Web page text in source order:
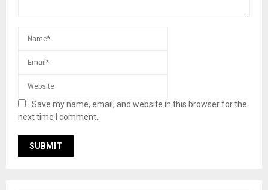
Save my name, email, and website in this browser for the
next time I comment.